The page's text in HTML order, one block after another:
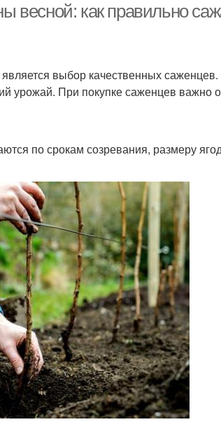
весной: как правильно
выбор качественных саженцев.
урожай. При покупке саженцев важно
по срокам созревания, размеру